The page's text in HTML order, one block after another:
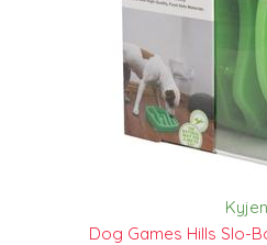
Kyjen
Dog Games Hills Slo-